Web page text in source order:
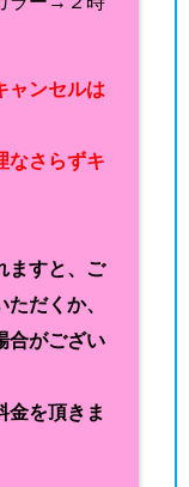
ャンセルは
なさらずキ
ますと、ご
だくか、
合がござい
金を頂きま